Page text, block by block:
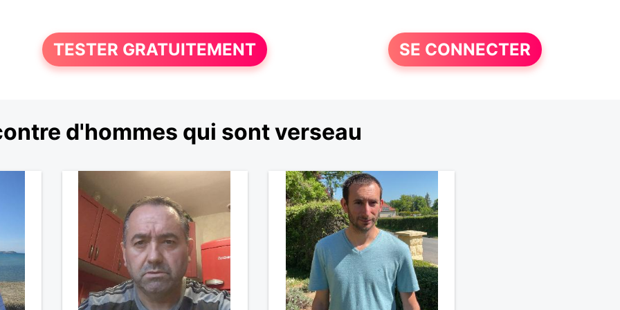
TESTER GRATUITEMENT SE CONNECTER
d'hommes qui sont verseau